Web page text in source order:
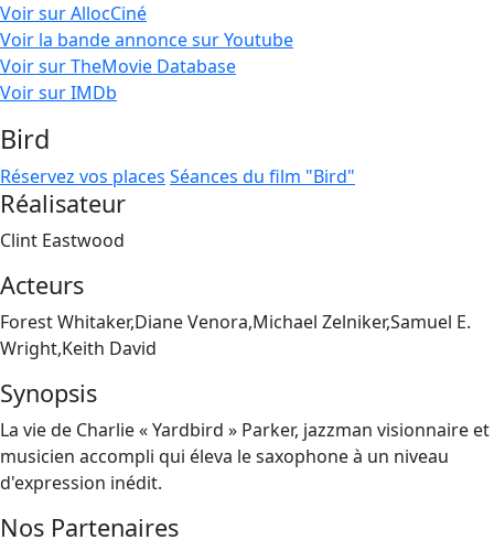
Voir sur AllocCiné
Voir la bande annonce sur Youtube
Voir sur TheMovie Database
Voir sur IMDb
Bird
Réservez vos places Séances du film "Bird"
Réalisateur
Clint Eastwood
Acteurs
Forest Whitaker,Diane Venora,Michael Zelniker,Samuel E.
Wright,Keith David
Synopsis
La vie de Charlie « Yardbird » Parker, jazzman visionnaire et
musicien accompli qui éleva le saxophone à un niveau
d'expression inédit.
Nos Partenaires